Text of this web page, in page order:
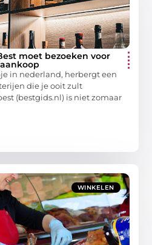
moet bezoeken voor
in nederland, herbergt een
die je ooit zult
(bestgids.nl) is niet zomaar
WINKELEN